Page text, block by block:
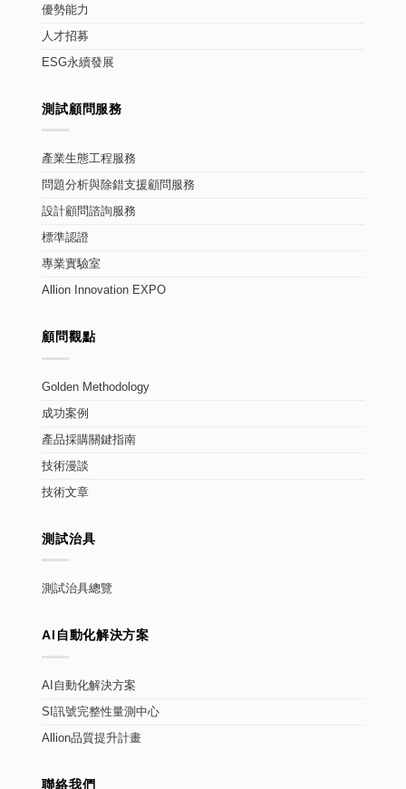
優勢能力
人才招募
ESG永續發展
測試顧問服務
產業生態工程服務
問題分析與除錯支援顧問服務
設計顧問諮詢服務
標準認證
專業實驗室
Allion Innovation EXPO
顧問觀點
Golden Methodology
成功案例
產品採購關鍵指南
技術漫談
技術文章
測試治具
測試治具總覽
AI自動化解決方案
AI自動化解決方案
SI訊號完整性量測中心
Allion品質提升計畫
聯絡我們